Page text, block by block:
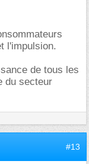
l'impulsion.
de tous les
du secteur
#13